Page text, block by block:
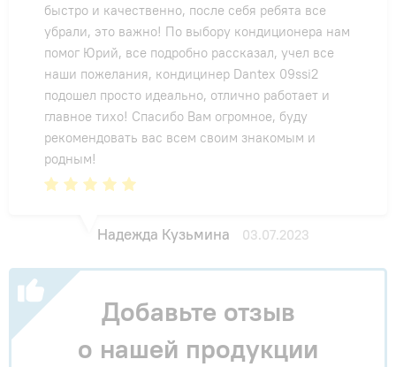
быстро и качественно, после себя ребята все
убрали, это важно! По выбору кондиционера нам
помог Юрий, все подробно рассказал, учел все
наши пожелания, кондицинер Dantex 09ssi2
подошел просто идеально, отлично работает и
главное тихо! Спасибо Вам огромное, буду
рекомендовать вас всем своим знакомым и
родным!
Надежда Кузьмина 03.07.2023
Добавьте отзыв
о нашей продукции